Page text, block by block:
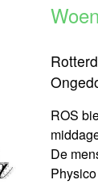
ROS
De